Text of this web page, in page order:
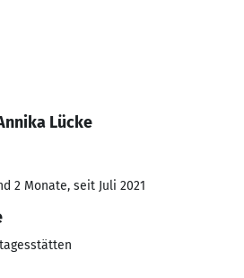
Lücke
2 Monate, seit Juli 2021